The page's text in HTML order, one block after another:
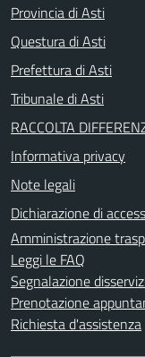
Provincia di Asti
Questura di Asti
Prefettura di Asti
Tribunale di Asti
RACCOLTA
Informativa privacy
Note legali
Dichiarazione di
Amministrazione
Leggi le FAQ
Segnalazione
Prenotazione
Richiesta d'assistenza